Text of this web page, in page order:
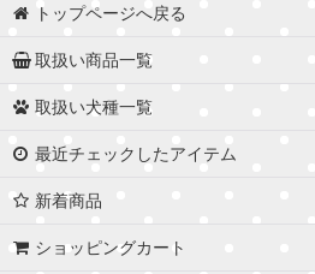
トップページへ戻る
取扱い商品一覧
取扱い犬種一覧
最近チェックしたアイテム
新着商品
ショッピングカート